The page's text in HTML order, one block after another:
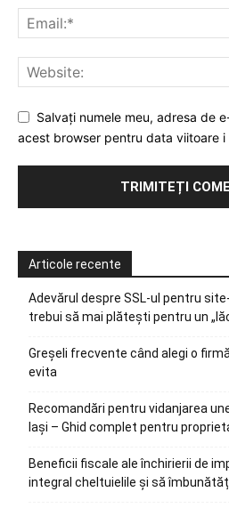
Salvați numele meu, adresa de
acest browser pentru data viitoare i
Articole recente
Adevărul despre SSL-ul pentru
trebui să mai plătești pentru un
Greșeli frecvente când alegi o
evita
Recomandări pentru vidanjarea
Iași – Ghid complet pentru
Beneficii fiscale ale închirierii de
integral cheltuielile și să